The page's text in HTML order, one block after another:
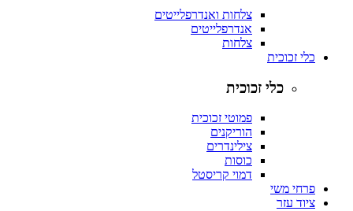
צלחות ואנדרפלייטים
אנדרפלייטים
צלחות
כלי זכוכית
כלי זכוכית
פמוטי זכוכית
הוריקנים
צילינדרים
כוסות
דמוי קריסטל
פרחי משי
ציוד עזר